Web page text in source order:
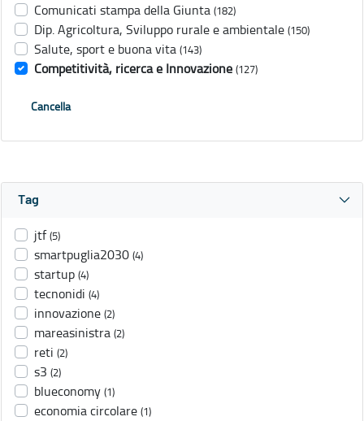
Comunicati stampa della Giunta (182)
Dip. Agricoltura, Sviluppo rurale e ambientale (150)
Salute, sport e buona vita (143)
Competitività, ricerca e Innovazione (127)
Cancella
Tag
jtf (5)
smartpuglia2030 (4)
startup (4)
tecnonidi (4)
innovazione (2)
mareasinistra (2)
reti (2)
s3 (2)
blueconomy (1)
economia circolare (1)